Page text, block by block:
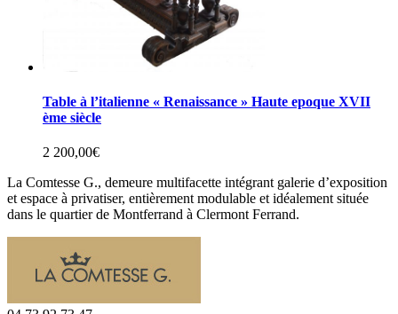
Table à l’italienne « Renaissance » Haute epoque XVII
ème siècle
2 200,00€
La Comtesse G., demeure multifacette intégrant galerie d’exposition
et espace à privatiser, entièrement modulable et idéalement située
dans le quartier de Montferrand à Clermont Ferrand.